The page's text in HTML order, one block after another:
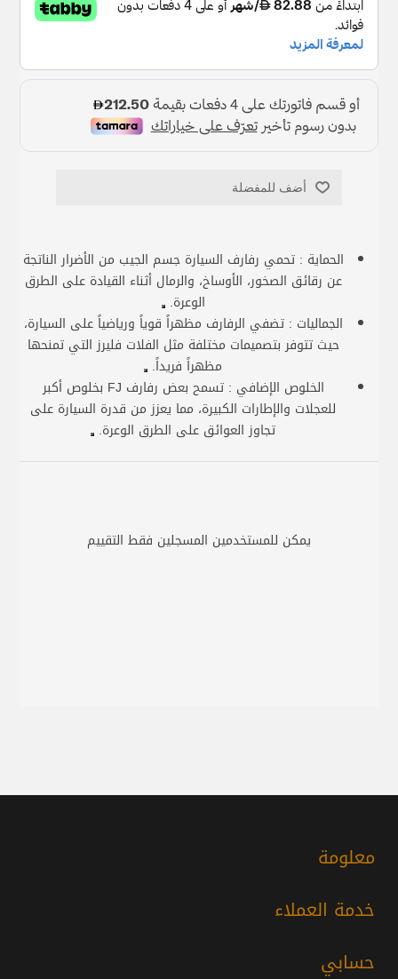
أضف للمفضلة
الحماية :تحمي رفارف السيارة جسم الجيب من الأضرار الناتجة
عن رقائق الصخور، الأوساخ، والرمال أثناء القيادة على الطرق
الوعرة.
الجماليات :تضفي الرفارف مظهراً قوياً ورياضياً على السيارة،
حيث تتوفر بتصميمات مختلفة مثل الفلات فليرز التي تمنحها
مظهراً فريداً.
الخلوص الإضافي :
تسمح بعض رفارف FJ بخلوص أكبر
للعجلات والإطارات الكبيرة، مما يعزز من قدرة السيارة على
تجاوز العوائق على الطرق الوعرة.
يمكن للمستخدمين المسجلين فقط التقييم
معلومة
خدمة العملاء
حسابي